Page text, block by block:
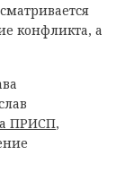
конфликта, а
ПРИСП,